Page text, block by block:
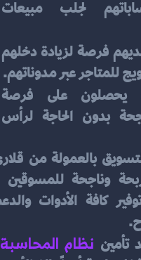
للمتاجر عبر مدوناتهم.
يحصلون على فرصة
تأمين نظام المحاسبة